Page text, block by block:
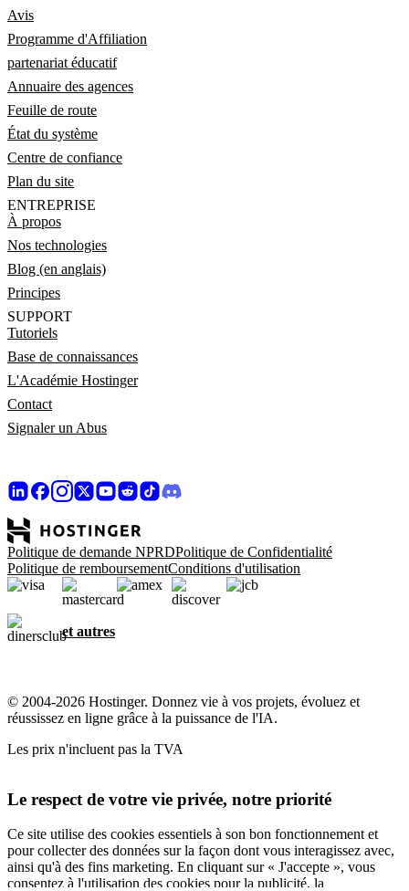
Avis
Programme d'Affiliation
partenariat éducatif
Annuaire des agences
Feuille de route
État du système
Centre de confiance
Plan du site
ENTREPRISE
À propos
Nos technologies
Blog (en anglais)
Principes
SUPPORT
Tutoriels
Base de connaissances
L'Académie Hostinger
Contact
Signaler un Abus
Politique de demande NPRDPolitique de Confidentialité
Politique de remboursementConditions d'utilisation
et autres
© 2004-2026 Hostinger. Donnez vie à vos projets, évoluez et
réussissez en ligne grâce à la puissance de l'IA.
Les prix n'incluent pas la TVA
Le respect de votre vie privée, notre priorité
Ce site utilise des cookies essentiels à son bon fonctionnement et
pour collecter des données sur la façon dont vous interagissez avec,
ainsi qu'à des fins marketing. En cliquant sur « J'accepte », vous
consentez à l'utilisation des cookies pour la publicité, la